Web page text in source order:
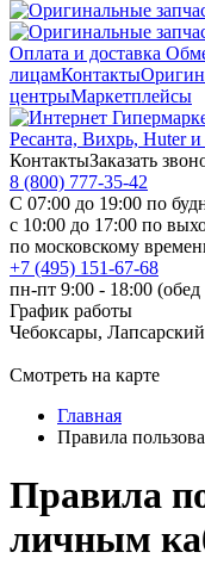
Оплата и доставка
лицамКонтакты
центрыМаркетплейсы
Ресанта, Вихрь, Huter
КонтактыЗаказать
8 (800) 777-35-42
С 07:00 до 19:00 по
с 10:00 до 17:00 по
по московскому
+7 (495) 151-67-68
пн-пт 9:00 - 18:00
График работы
Чебоксары,
Смотреть на карте
Главная
Правила
Правила
личным